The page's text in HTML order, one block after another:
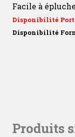
Facile à
Disponibilité
Disponibilité
Produits